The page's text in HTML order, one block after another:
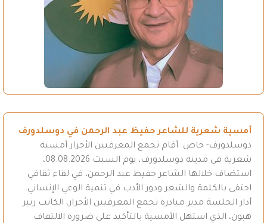
أمسية شعرية للشاعر حفيظ عبد الرحمن في دوسلدورف
دوسلدورف- خاص: أقام تجمع المعرفيين الأحرار أمسية
شعرية في مدينة دوسلدورف، يوم السبت 08.08.2026،
استضاف خلالها الشاعر حفيظ عبد الرحمن، في لقاء ثقافي
احتفى بالكلمة والشعر ودور الأدب في تنمية الوعي الإنساني.
أدار الجلسة مدير مبادرة تجمع المعرفيين الأحرار، الكاتب ريبر
هبون، الذي استهل الأمسية بالتأكيد على ضرورة الالتفاف